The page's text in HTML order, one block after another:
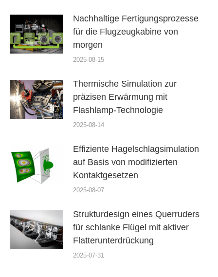
Nachhaltige Fertigungsprozesse
für die Flugzeugkabine von
morgen
2025-08-15
Thermische Simulation zur
präzisen Erwärmung mit
Flashlamp-Technologie
2025-08-14
Effiziente Hagelschlagsimulation
auf Basis von modifizierten
Kontaktgesetzen
2025-08-07
Strukturdesign eines Querruders
für schlanke Flügel mit aktiver
Flatterunterdrückung
2025-07-31